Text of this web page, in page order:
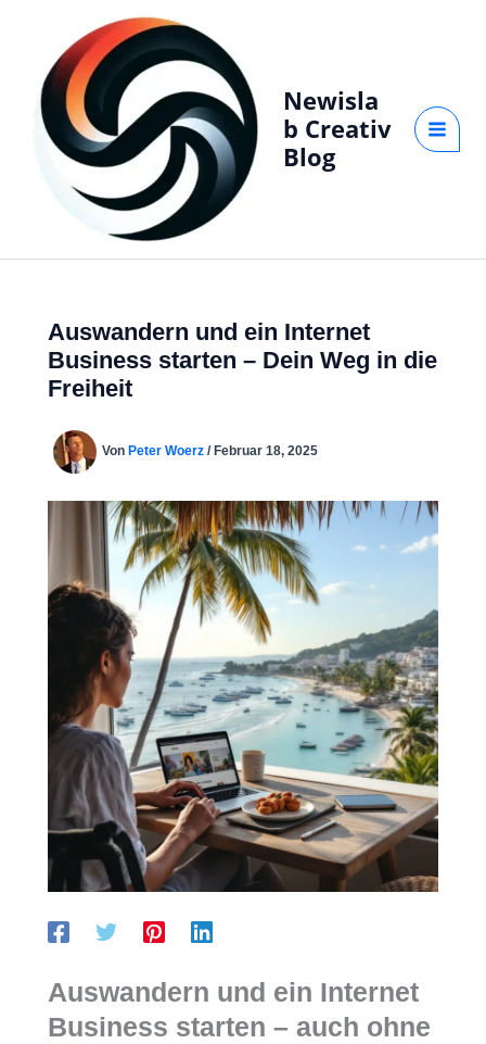
springen
Newisla
b Creativ
Blog
Auswandern und ein Internet
Business starten – Dein Weg in die
Freiheit
Von Peter Woerz / Februar 18, 2025
Auswandern und ein Internet
Business starten – auch ohne